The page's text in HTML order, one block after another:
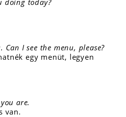
doing today?
Can I see the menu, please?
egy menüt, legyen
are.
van.